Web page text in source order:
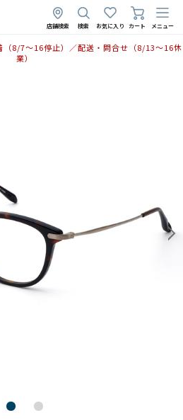
店舗検索 検索 お気に入り カート メニュー
（8/7〜16停止）／配送・問合せ（8/13〜16休
業）
2025年11月28日
2025年8月4日